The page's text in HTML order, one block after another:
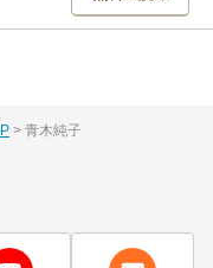
青木純子